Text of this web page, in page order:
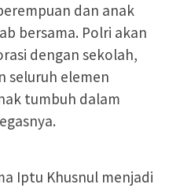
dan anak
bersama. Polri akan
dengan sekolah,
seluruh elemen
tumbuh dalam
Iptu Khusnul menjadi